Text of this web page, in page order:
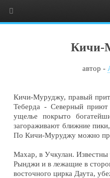
Кичи-
автор -
Кичи-Муруджу, правый
Теберда - Северный
ущелье покрыто
загораживают ближние
По Кичи-Муруджу можно
Махар, в Учкулан. Известны
Рынджи и в лежащие в
восточного цирка Даута,